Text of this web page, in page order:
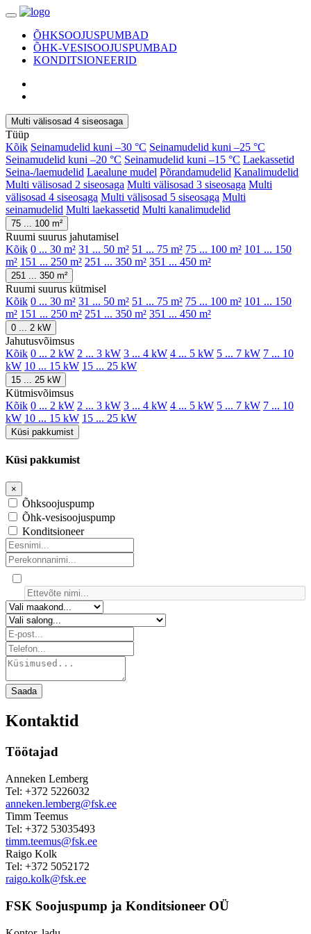
ÕHKSOOJUSPUMBAD
ÕHK-VESISOOJUSPUMBAD
KONDITSIONEERID
Multi välisosad 4 siseosaga
Tüüp
Kõik Seinamudelid kuni –30 °C Seinamudelid kuni –25 °C
Seinamudelid kuni –20 °C Seinamudelid kuni –15 °C Laekassetid
Seina-/laemudelid Laealune mudel Põrandamudelid Kanalimudelid
Multi välisosad 2 siseosaga Multi välisosad 3 siseosaga Multi
välisosad 4 siseosaga Multi välisosad 5 siseosaga Multi
seinamudelid Multi laekassetid Multi kanalimudelid
75 ... 100 m²
Ruumi suurus jahutamisel
Kõik 0 ... 30 m² 31 ... 50 m² 51 ... 75 m² 75 ... 100 m² 101 ... 150
m² 151 ... 250 m² 251 ... 350 m² 351 ... 450 m²
251 ... 350 m²
Ruumi suurus kütmisel
Kõik 0 ... 30 m² 31 ... 50 m² 51 ... 75 m² 75 ... 100 m² 101 ... 150
m² 151 ... 250 m² 251 ... 350 m² 351 ... 450 m²
0 ... 2 kW
Jahutusvõimsus
Kõik 0 ... 2 kW 2 ... 3 kW 3 ... 4 kW 4 ... 5 kW 5 ... 7 kW 7 ... 10
kW 10 ... 15 kW 15 ... 25 kW
15 ... 25 kW
Kütmisvõimsus
Kõik 0 ... 2 kW 2 ... 3 kW 3 ... 4 kW 4 ... 5 kW 5 ... 7 kW 7 ... 10
kW 10 ... 15 kW 15 ... 25 kW
Küsi pakkumist
Küsi pakkumist
×
Õhksoojuspump
Õhk-vesisoojuspump
Konditsioneer
Saada
Kontaktid
Töötajad
Anneken Lemberg
Tel: +372 5226032
anneken.lemberg@fsk.ee
Timm Teemus
Tel: +372 53035493
timm.teemus@fsk.ee
Raigo Kolk
Tel: +372 5052172
raigo.kolk@fsk.ee
FSK Soojuspump ja Konditsioneer OÜ